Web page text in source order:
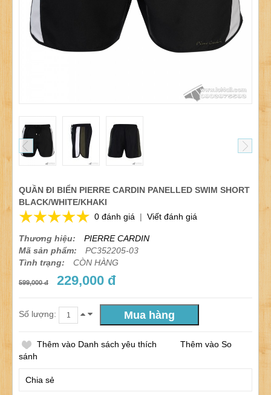
QUẦN ĐI BIỂN PIERRE CARDIN PANELLED SWIM SHORT
BLACK/WHITE/KHAKI
0 đánh giá | Viết đánh giá
Thương hiệu:
PIERRE CARDIN
Mã sản phẩm:
PC352205-03
Tình trạng:
CÒN HÀNG
599,000 đ 229,000 đ
Số lượng:
Thêm vào Danh sách yêu thích
Thêm vào So
sánh
Chia sẻ